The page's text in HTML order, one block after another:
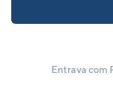
Entrava com